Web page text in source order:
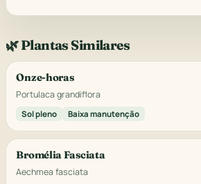
🌿 Plantas Similares
Onze-horas
Portulaca grandiflora
Sol pleno Baixa manutenção
Bromélia Fasciata
Aechmea fasciata